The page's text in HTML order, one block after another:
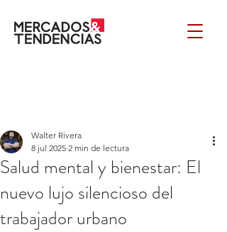
Salud mental y bienestar: El
nuevo lujo silencioso del
trabajador urbano
Walter Rivera
8 jul 2025 2 min de lectura